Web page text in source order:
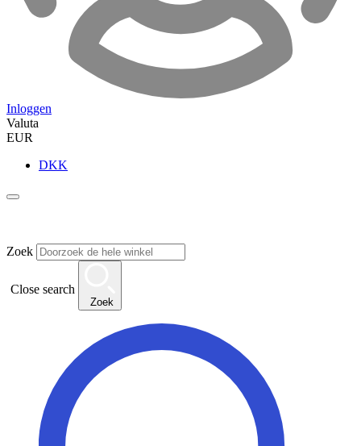
Inloggen
Valuta
EUR
DKK
Zoek
Close search
Zoek